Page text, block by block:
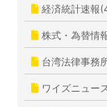
経済統計速報
株式・為替情
台湾法律事務
ワイズニュー